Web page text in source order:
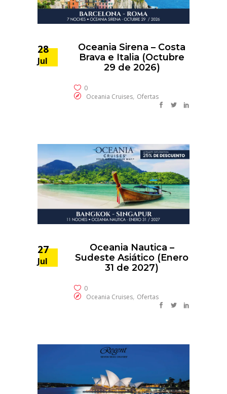
28
Jul
Oceania Sirena – Costa
Brava e Italia (Octubre
29 de 2026)
0
Oceania Cruises, Ofertas
27
Jul
Oceania Nautica –
Sudeste Asiático (Enero
31 de 2027)
0
Oceania Cruises, Ofertas